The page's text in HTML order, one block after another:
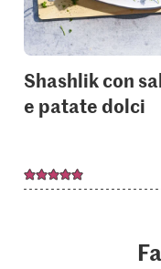
Shashlik con
e patate dolci